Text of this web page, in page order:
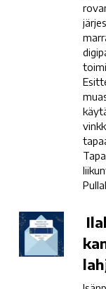
Ilahduta
isää
kansalaisopiston